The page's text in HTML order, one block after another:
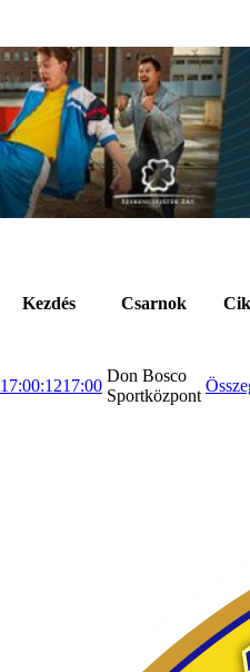
Kezdés Csarnok
17:00:1217:00
Don Bosco
Sportközpont